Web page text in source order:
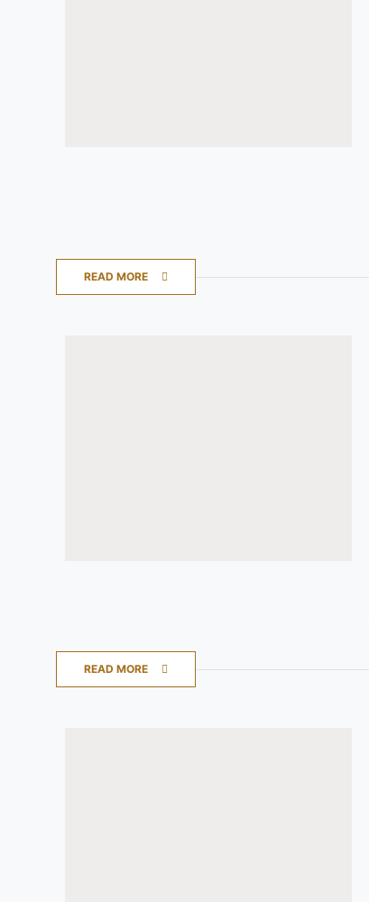
READ MORE
READ MORE